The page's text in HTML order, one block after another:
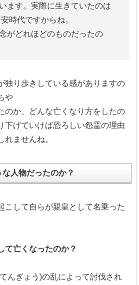
ます。実際に生きていたのは
時代ですからね。
がどれほどのものだったの
独り歩きしている感がありますの
や
のか、どんな亡くなり方をしたの
下げていけば恐ろしい怨霊の理由
ませんね。
人物だったのか？
こして自らが親皇として名乗った
て亡くなったのか？
んぎょう)の乱によって討伐され